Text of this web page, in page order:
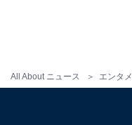
All About ニュース エンタメ